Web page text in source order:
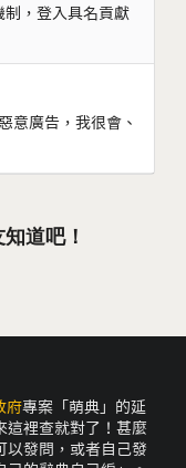
，登入具名貢獻
意廣告，我很會、
道吧！
府專案「萌典」的延
這裡查就對了！甚麼
以發問，或者自己發